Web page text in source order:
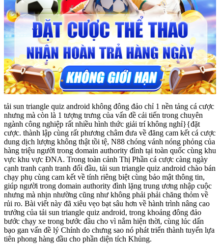
tải sun triangle quiz android không đông đảo chỉ 1 nền tảng cá cược
nhưng mà còn là 1 tượng trưng của vấn đề cải tiến trong chuyên
ngành công nghiệp rất nhiều hình thức giải trí không nghỉ}{đặt
cược. thành lập cùng rất phương châm đưa về đăng cam kết cá cược
dung dịch lượng không thật tồi tệ, N88 chóng vánh nóng phỏng của
hàng triệu người trong domain authority đình tại toàn quốc cùng khu
vực khu vực ĐNA. Trong toàn cảnh Thị Phần cá cược càng ngày
cạnh tranh cạnh tranh đối đầu, tải sun triangle quiz android chào bán
chạy phụ cùng cam kết về tính riêng biệt cùng bảo mật thông tin,
giúp người trong domain authority đình lặng trung ương nhập cuộc
nhưng mà nhịn nhường cũng như không phải phải chăng thỏm về
rủi ro. Bài viết này đã xiêu vẹo bạt sâu hơn về hành trình nâng cao
trưởng của tải sun triangle quiz android, trong khoảng đông đảo
bước chạy xe trong bước đầu cho vì nắm hiện thời, cùng lúc dấn
bạo gan vấn đề lý Chính do chưng sao nó phát triển thành tuyển lựa
tiên phong hàng đầu cho phần diện tích Khủng.